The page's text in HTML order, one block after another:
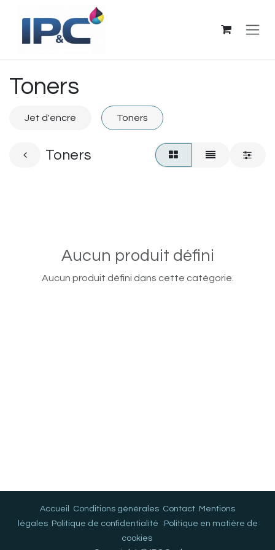
Se rendre au contenu
Toners
Jet d'encre Toners
Toners
Aucun produit défini
Aucun produit défini dans cette catégorie.
Accueil Conditions générales Contact Mentions
légales Politique de confidentialité
Politique en matière de
cookies